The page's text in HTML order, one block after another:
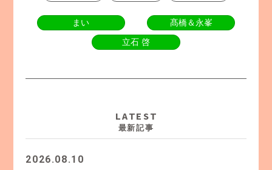
まい
髙橋＆永峯
立石 啓
LATEST
最新記事
2026.08.10